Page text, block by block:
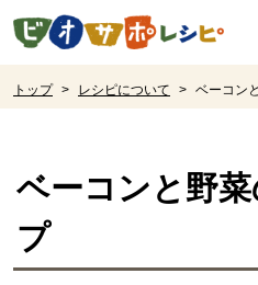
ページの先頭です。
トップ > レシピについて > ベーコン
ベーコンと野
プ